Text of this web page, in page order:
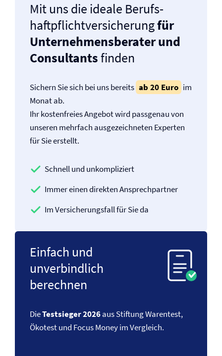
Mit uns die ideale Berufs­­
haftpflicht­­versicherungfür
Unternehmensberater und
Consultantsfinden
Sichern Sie sich bei uns bereits ab 20 Euro im
Monat ab.
Ihr kostenfreies Angebot wird passgenau von
unseren mehrfach ausgezeichneten Experten
für Sie erstellt.
Schnell und unkompliziert
Immer einen direkten Ansprechpartner
Im Versicherungsfall für Sie da
Einfach und
unverbindlich
berechnen
DieTestsieger 2026aus Stiftung Warentest,
Ökotest und Focus Money im Vergleich.